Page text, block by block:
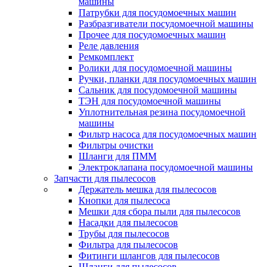
Патрубки для посудомоечных машин
Разбразгиватели посудомоечной машины
Прочее для посудомоечных машин
Реле давления
Ремкомплект
Ролики для посудомоечной машины
Ручки, планки для посудомоечных машин
Сальник для посудомоечной машины
ТЭН для посудомоечной машины
Уплотнительная резина посудомоечной
машины
Фильтр насоса для посудомоечных машин
Фильтры очистки
Шланги для ПММ
Электроклапана посудомоечной машины
Запчасти для пылесосов
Держатель мешка для пылесосов
Кнопки для пылесоса
Мешки для сбора пыли для пылесосов
Насадки для пылесосов
Трубы для пылесосов
Фильтра для пылесосов
Фитинги шлангов для пылесосов